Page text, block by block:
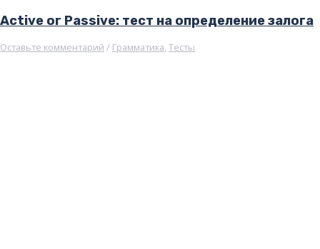
Active or Passive: тест на определение залога
Оставьте комментарий / Грамматика, Тесты